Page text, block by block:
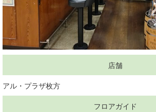
店舗
アル・プラザ枚方
フロアガイド